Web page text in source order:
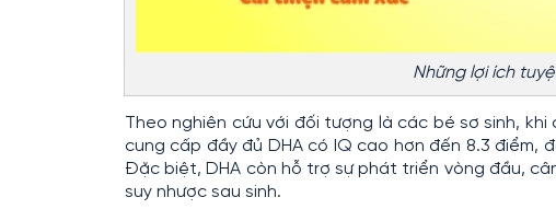
Những lợi ích
Theo nghiên cứu với đối tượng là các bé sơ sinh,
cung cấp đầy đủ DHA có IQ cao hơn đến 8.3
Đặc biệt, DHA còn hỗ trợ sự phát triển vòng đầu,
suy nhược sau sinh.